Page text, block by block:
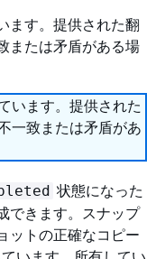
ます。提供された翻
または矛盾がある場
います。提供された
一致または矛盾があ
状態になった
できます。スナップ
ットの正確なコピー